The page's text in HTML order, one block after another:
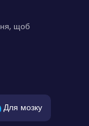
щоб
Для мозку